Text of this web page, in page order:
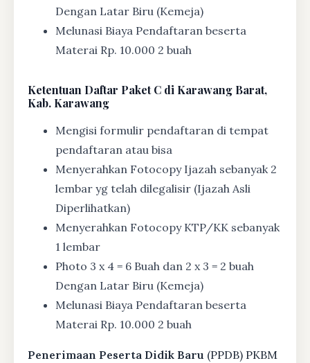
Dengan Latar Biru (Kemeja)
Melunasi Biaya Pendaftaran beserta
Materai Rp. 10.000 2 buah
Ketentuan Daftar Paket C di Karawang Barat,
Kab. Karawang
Mengisi formulir pendaftaran di tempat
pendaftaran atau bisa
Menyerahkan Fotocopy Ijazah sebanyak 2
lembar yg telah dilegalisir (Ijazah Asli
Diperlihatkan)
Menyerahkan Fotocopy KTP/KK sebanyak
1 lembar
Photo 3 x 4 = 6 Buah dan 2 x 3 = 2 buah
Dengan Latar Biru (Kemeja)
Melunasi Biaya Pendaftaran beserta
Materai Rp. 10.000 2 buah
Penerimaan Peserta Didik Baru (PPDB) PKBM